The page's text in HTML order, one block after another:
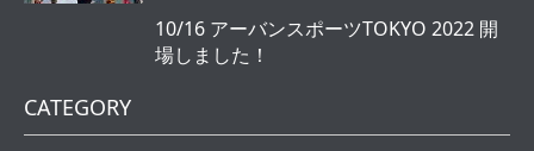
10/16 アーバンスポーツTOKYO 2022 開
場しました！
CATEGORY